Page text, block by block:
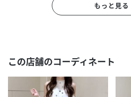
もっと見る
この店舗のコーディネート